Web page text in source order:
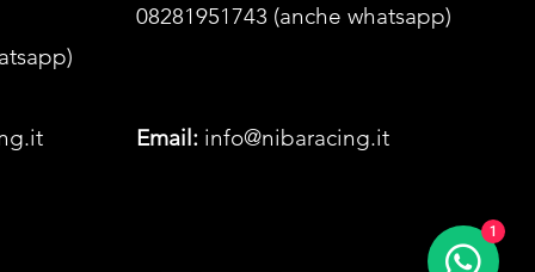
08281951743 (anche whatsapp)
Email: info@nibaracing.it
1